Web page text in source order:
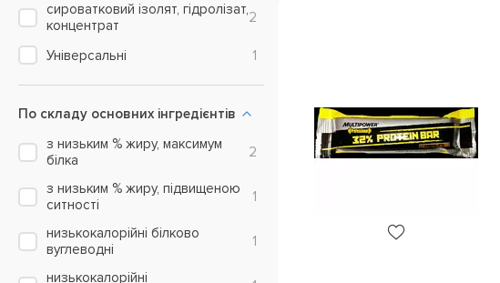
Полуниця
5
Полуниця ваніль
1
Полуничний йогурт
1
Фісташки
Французька ваніль
4
Хрусткий шоколад
Чорника йогурт
Шоколад
2
Шоколад банан
сироватковий ізолят, гідролізат,
концентрат
2
Універсальні 1
По складу основних інгредієнтів
з низьким % жиру, максимум
білка
2
з низьким % жиру, підвищеною
ситності
1
низькокалорійні білково
вуглеводні
1
низькокалорійні